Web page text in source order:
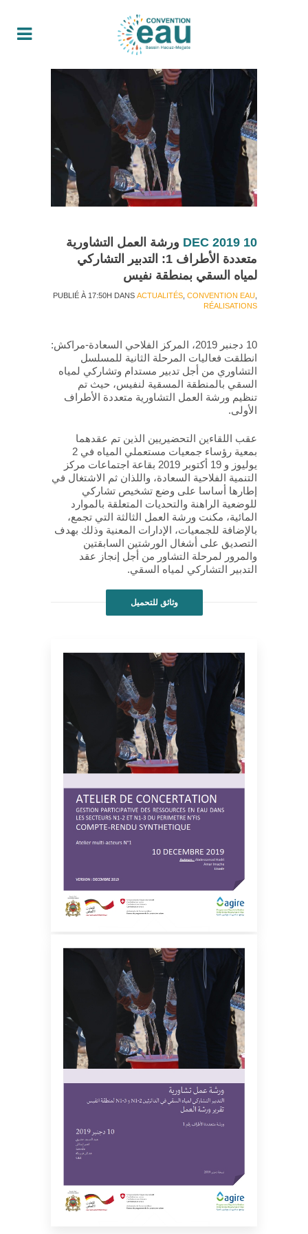
10 DEC 2019
ورشة العمل التشاورية
متعددة الأطراف 1: التدبير التشاركي
لمياه السقي بمنطقة نفيس
PUBLIÉ À 17:50H DANS ACTUALITÉS CONVENTION EAU
RÉALISATIONS
10 دجنبر 2019، المركز الفلاحي السعادة-مراكش:
انطلقت فعاليات المرحلة الثانية للمسلسل
التشاوري من أجل تدبير مستدام وتشاركي لمياه
السقي بالمنطقة المسقية لنفيس، حيث تم
تنظيم ورشة العمل التشاورية متعددة الأطراف
الأولى.
عقب اللقاءين التحضيريين الذين تم عقدهما
بمعية رؤساء جمعيات مستعملي المياه في 2
يوليوز و 19 أكتوبر 2019 بقاعة اجتماعات مركز
التنمية الفلاحية السعادة، واللذان ثم الاشتغال في
إطارها أساسا على وضع تشخيص تشاركي
للوضعية الراهنة والتحديات المتعلقة بالموارد
المائية، مكنت ورشة العمل الثالثة التي تجمع،
بالإضافة للجمعيات، الإدارات المعنية وذلك بهدف
التصديق على أشغال الورشتين السابقتين
والمرور لمرحلة التشاور من أجل إنجاز عقد
التدبير التشاركي لمياه السقي.
وثائق للتحميل